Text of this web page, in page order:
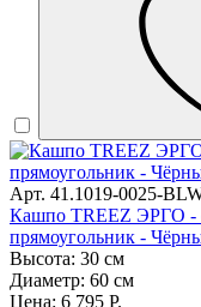
Арт. 41.1019-0025-
Кашпо TREEZ ЭРГО -
прямоугольник -
Высота: 30 см
Диаметр: 60 см
Цена: 6 795 Р.